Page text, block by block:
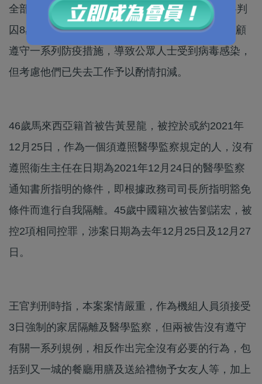
全部罪名成立。今（12月1日）在東區裁判法院各判
囚8星期。裁判官王證瑜指，案情嚴重，兩被告不顧
遵守一系列防疫措施，導致公眾人士受到病毒感染，
但考慮他們已失去工作予以酌情扣減。
46歲馬來西亞籍首被告黃昱龍，被控於或約2021年
12月25日，作為一個須遵照醫學監察規定的人，沒有
遵照衞生主任在日期為2021年12月24日的醫學監察
通知書所指明的條件，即根據政務司司長所指明豁免
條件而進行自我隔離。45歲中國籍次被告劉諾宏，被
控2項相同控罪，涉案日期為去年12月25日及12月27
日。
王官判刑時指，本案案情嚴重，作為機組人員須接受
3日強制的家居隔離及醫學監察，但兩被告沒有遵守
有關一系列規例，相反作出完全沒有必要的行為，包
括到又一城的餐廳用膳及送給禮物予女友人等，加上